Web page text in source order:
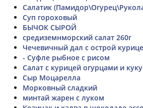
Салатик
Суп гороховый
БЫЧОК СЫРОЙ
средиземнморский салат 260г
Чечевичный дал с острой
- Суфле рыбное с рисом
Салат с курицей огурцами и
Сыр Моцарелла
Морковный сладкий
минтай жарен с луком